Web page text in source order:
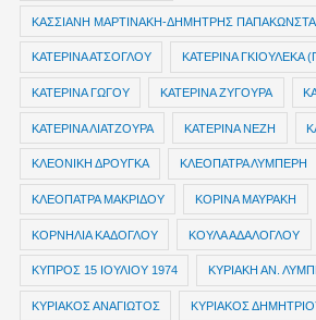
ΚΑΣΣΙΑΝΗ ΜΑΡΤΙΝΑΚΗ-ΔΗΜΗΤΡΗΣ
ΚΑΤΕΡΙΝΑ ΑΤΣΟΓΛΟΥ ΚΑΤΕΡΙΝΑ ΓΚΙΟΥΛΕΚΑ
ΚΑΤΕΡΙΝΑ ΓΩΓΟΥ ΚΑΤΕΡΙΝΑ ΖΥΓΟΥΡΑ
ΚΑΤΕΡΙΝΑ ΛΙΑΤΖΟΥΡΑ ΚΑΤΕΡΙΝΑ ΝΕΖΗ
ΚΛΕΟΝΙΚΗ ΔΡΟΥΓΚΑ ΚΛΕΟΠΑΤΡΑ ΛΥΜΠΕΡΗ
ΚΛΕΟΠΑΤΡΑ ΜΑΚΡΙΔΟΥ ΚΟΡΙΝΑ ΜΑΥΡΑΚΗ
ΚΟΡΝΗΛΙΑ ΚΑΔΟΓΛΟΥ ΚΟΥΛΑ ΑΔΑΛΟΓΛΟΥ
ΚΥΠΡΟΣ 15 ΙΟΥΛΙΟΥ 1974 ΚΥΡΙΑΚΗ ΑΝ.
ΚΥΡΙΑΚΟΣ ΑΝΑΓΙΩΤΟΣ ΚΥΡΙΑΚΟΣ